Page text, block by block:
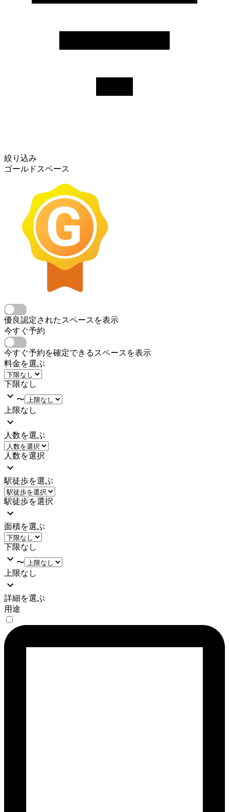
絞り込み
ゴールドスペース
優良認定されたスペースを表示
今すぐ予約
今すぐ予約を確定できるスペースを表示
料金を選ぶ
下限なし
〜
上限なし
人数を選ぶ
人数を選択
駅徒歩を選ぶ
駅徒歩を選択
面積を選ぶ
下限なし
〜
上限なし
詳細を選ぶ
用途